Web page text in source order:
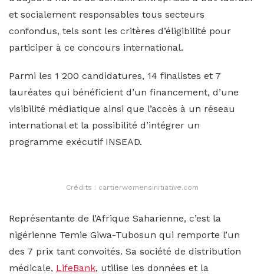
et socialement responsables tous secteurs
confondus, tels sont les critères d’éligibilité pour
participer à ce concours international.
Parmi les 1 200 candidatures, 14 finalistes et 7
lauréates qui bénéficient d’un financement, d’une
visibilité médiatique ainsi que l’accès à un réseau
international et la possibilité d’intégrer un
programme exécutif INSEAD.
Crédits : cartierwomensinitiative.com
Représentante de l’Afrique Saharienne, c’est la
nigérienne Temie Giwa-Tubosun qui remporte l’un
des 7 prix tant convoités. Sa société de distribution
médicale, LifeBank, utilise les données et la